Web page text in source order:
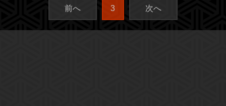
前へ 3 次へ